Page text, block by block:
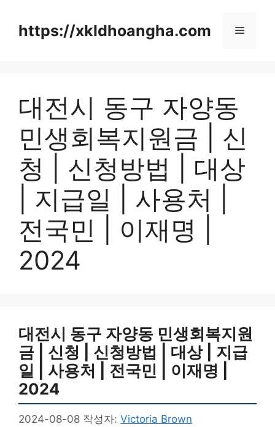
https://xkldhoangha.com 메
대전시 동구 자양동
민생회복지원금 | 신
청 | 신청방법 | 대상
| 지급일 | 사용처 |
전국민 | 이재명 |
2024
대전시 동구 자양동 민생회복지원
금 | 신청 | 신청방법 | 대상 | 지급
일 | 사용처 | 전국민 | 이재명 |
2024
2024-08-08 작성자: Victoria Brown